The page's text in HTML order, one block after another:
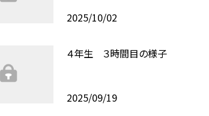
2025/10/02
４年生 ３時間目の様子
2025/09/19